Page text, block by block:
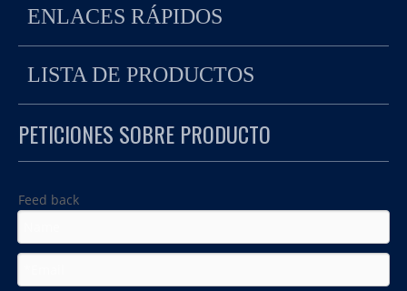
tornillo co-rotativa paralela
ENLACES RÁPIDOS
LISTA DE PRODUCTOS
PETICIONES SOBRE PRODUCTO
Feed back